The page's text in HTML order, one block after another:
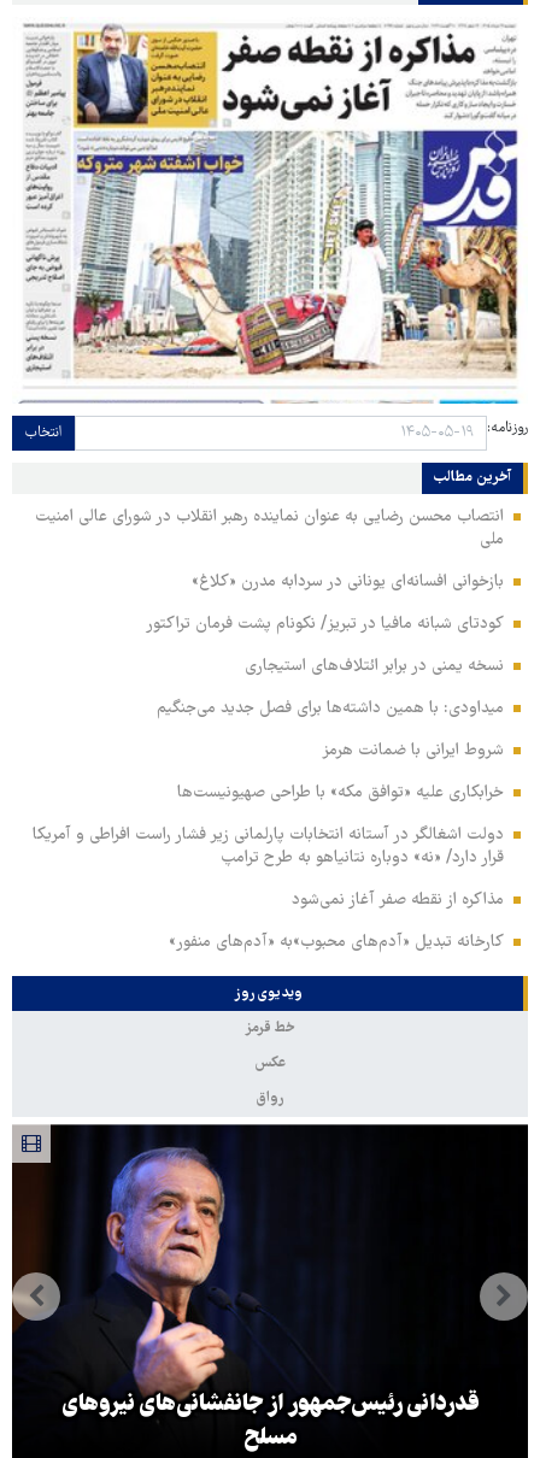
روزنامه: انتخاب
آخرین مطالب
انتصاب محسن رضایی به عنوان نماینده رهبر انقلاب در شورای عالی امنیت
ملی
بازخوانی افسانه‌ای یونانی در سردابه مدرن «کلاغ»
کودتای شبانه مافیا در تبریز/ نکونام پشت فرمان تراکتور
نسخه یمنی در برابر ائتلاف‌های استیجاری
میداودی: با همین داشته‌ها برای فصل جدید می‌جنگیم
شروط ایرانی با ضمانت هرمز
خرابکاری علیه «توافق مکه» با طراحی صهیونیست‌ها
دولت اشغالگر در آستانه انتخابات پارلمانی زیر فشار راست افراطی و آمریکا
قرار دارد/ «نه» دوباره نتانیاهو به طرح ترامپ
مذاکره از نقطه صفر آغاز نمی‌شود
کارخانه تبدیل «آدم‌های محبوب»به «آدم‌های منفور»
ویدیوی روز
خط قرمز
عکس
رواق
قدردانی رئیس‌جمهور از جانفشانی‌های نیروهای
مسلح